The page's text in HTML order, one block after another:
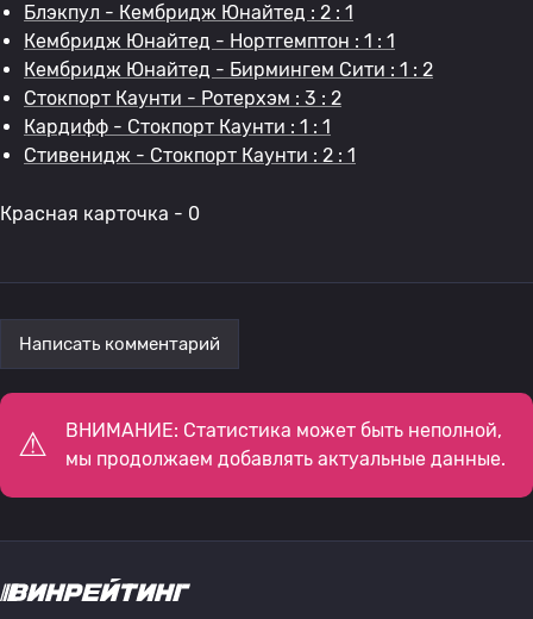
Блэкпул - Кембридж Юнайтед : 2 : 1
Кембридж Юнайтед - Нортгемптон : 1 : 1
Кембридж Юнайтед - Бирмингем Сити : 1 : 2
Стокпорт Каунти - Ротерхэм : 3 : 2
Кардифф - Стокпорт Каунти : 1 : 1
Стивенидж - Стокпорт Каунти : 2 : 1
Красная карточка - 0
Написать комментарий
ВНИМАНИЕ: Статистика может быть неполной,
мы продолжаем добавлять актуальные данные.